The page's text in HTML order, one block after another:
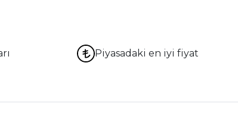
Piyasadaki en iyi fiyat